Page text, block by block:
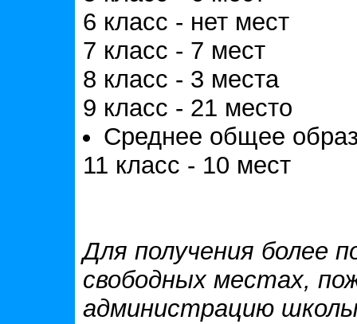
6 класс - нет мест
7 класс - 7 мест
8 класс - 3 места
9 класс - 21 место
Среднее общее
11 класс - 10 мест
Для получения более
свободных местах,
администрацию